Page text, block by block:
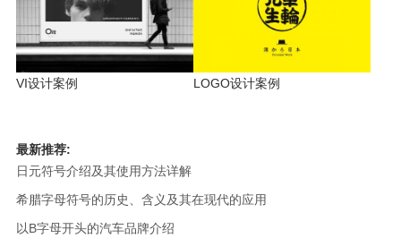
VI设计案例 LOGO设计案例
最新推荐:
日元符号介绍及其使用方法详解
希腊字母符号的历史、含义及其在现代的应用
以B字母开头的汽车品牌介绍